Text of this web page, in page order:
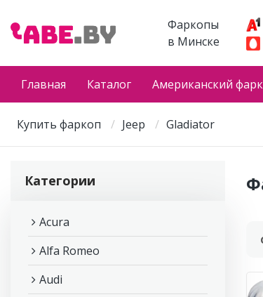
Фаркопы
в Минске
Главная Каталог Американский
Купить фаркоп Jeep Gladiator
Категории
Acura
Alfa Romeo
Audi